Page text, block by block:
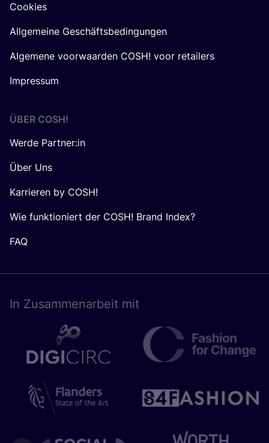
Cookies
Allgemeine Geschäftsbedingungen
Algemene voorwaarden COSH! voor retailers
Impressum
ÜBER COSH!
Werde Partner:in
Über Uns
Karrieren by COSH!
Wie funktioniert der COSH! Brand Index?
FAQ
In Zusam­men­ar­beit mit